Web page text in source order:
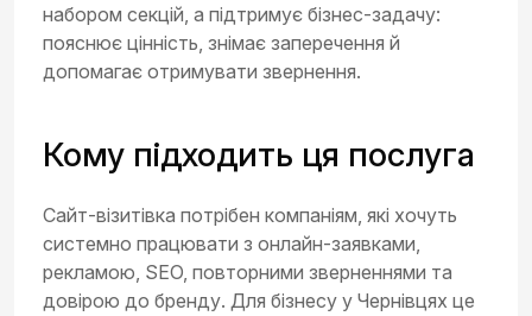
набором секцій, а підтримує бізнес-задачу:
пояснює цінність, знімає заперечення й
допомагає отримувати звернення.
Кому підходить ця послуга
Сайт-візитівка потрібен компаніям, які хочуть
системно працювати з онлайн-заявками,
рекламою, SEO, повторними зверненнями та
довірою до бренду. Для бізнесу у Чернівцях це